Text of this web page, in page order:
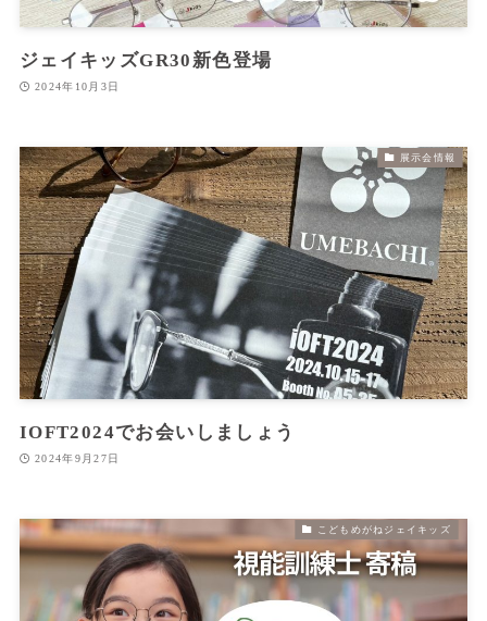
ジェイキッズGR30新色登場
2024年10月3日
展示会情報
IOFT2024でお会いしましょう
2024年9月27日
こどもめがねジェイキッズ